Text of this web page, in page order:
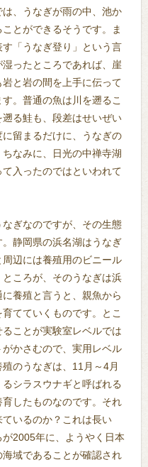
、うなぎが雨の中、池か
とができるそうです。ま
「うなぎ登り」という言
ったところであれば、崖
と岩の間を上手に伝って
。普通の魚は川を遡るこ
る鮭も、段差はせいぜい
留まるだけに、うなぎの
なみに、日光の中禅寺湖
入ったのではといわれて
ぎなのですが、その生態
静岡県の浜名湖はうなぎ
辺には養殖用のビニール
ころが、そのうなぎは浜
養殖と言うと、親魚から
てていくものです。とこ
ことが実験室レベルでは
かさむので、実用レベル
のうなぎは、11月～4月
シラスウナギと呼ばれる
したものなのです。それ
いるのか？これは長い
2005年に、ようやく日本
域であることが確認され